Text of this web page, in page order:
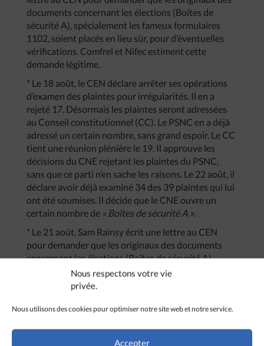
Nous respectons votre vie
privée.
Nous utilisons des cookies pour optimiser notre site web et notre service.
Accepter
documents concernant les élections (Boîtes de
sécurité A), spécialement les fameux formulaires
1102, soient placés en lieu sûr, pour d’éventuelles
vérifications. Comfrel et Nifec estiment cette
demande légitime.
* Le 18 août, le CEN déclare arrêter ses opérations
d’examen des plaintes pour irrégularités. Il en a
rejeté 17. Désormais les plaintes seront adressées
au Conseil constitutionnel (CC). Le PSNC en a déjà
adressé un certain nombre, sans grand espoir. Le CC
tient une réunion plénière le 19. Il approuve les
décisions du CNE rejetant les plaintes du PSNC,
sans que ce parti n’en sache les raisons. Le 22 août, il
déclare avoir déjà examiné 34 des 39 plaintes qui lui
ont été soumises. Il décide que le CNE ouvre un
certain nombre de « Boîtes de sécurité A ».
* Le 21 août, Sam Rainsy écrit une lettre au CEN
pour demander que les originaux des documents
concernant les élections (Boîtes de sécurité A),
spécialement le fameux formulaire 1102 soit placés
en lieu sûr pour d’éventuelles vérifications. Le 22
examiné 34 des 39 plaintes qui lui ont été soumises.